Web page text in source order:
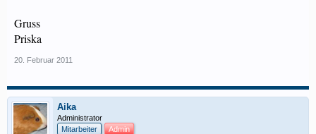
Gruss
Priska
20. Februar 2011
Aika
Administrator
Mitarbeiter
Admin